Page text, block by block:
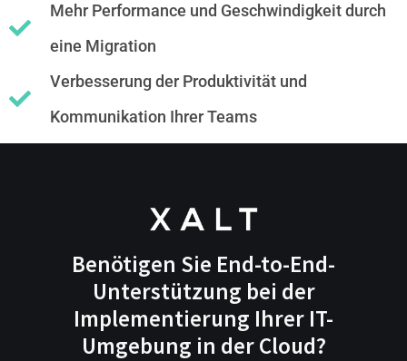
Mehr Performance und Geschwindigkeit durch
eine Migration
Verbesserung der Produktivität und
Kommunikation Ihrer Teams
Benötigen Sie End-to-End-
Unterstützung bei der
Implementierung Ihrer IT-
Umgebung in der Cloud?